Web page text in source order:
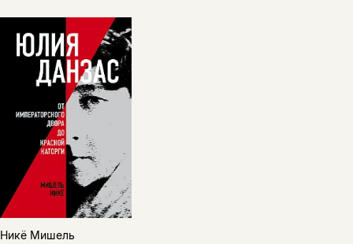
Никё Мишель